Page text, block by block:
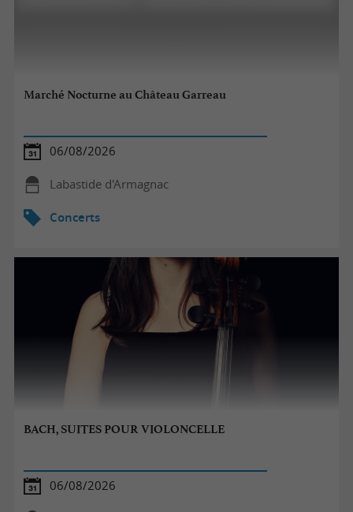
Marché Nocturne au Château Garreau
06/08/2026
Labastide d'Armagnac
Concerts
BACH, SUITES POUR VIOLONCELLE
06/08/2026